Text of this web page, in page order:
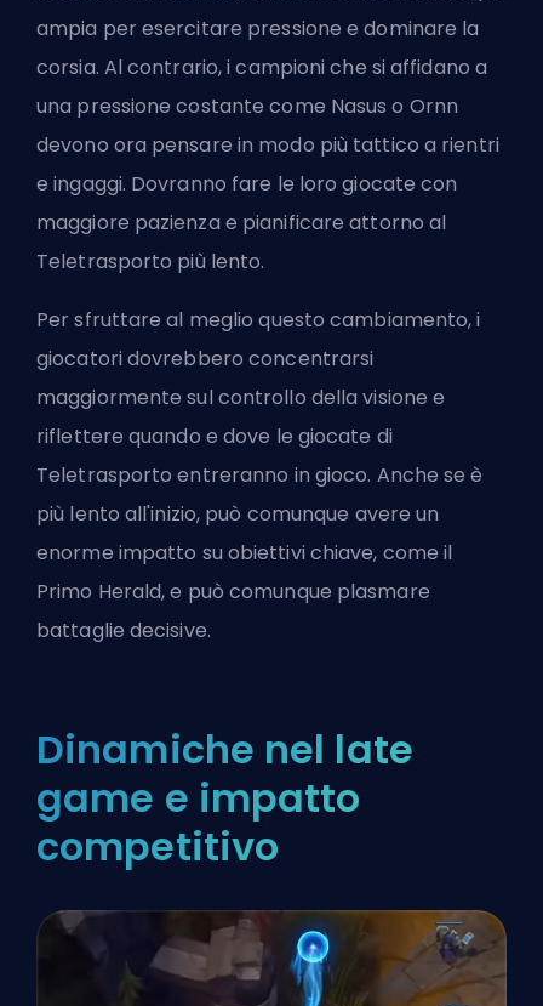
ampia per esercitare pressione e dominare la
corsia. Al contrario, i campioni che si affidano a
una pressione costante come Nasus o Ornn
devono ora pensare in modo più tattico a rientri
e ingaggi. Dovranno fare le loro giocate con
maggiore pazienza e pianificare attorno al
Teletrasporto più lento.
Per sfruttare al meglio questo cambiamento, i
giocatori dovrebbero concentrarsi
maggiormente sul controllo della visione e
riflettere quando e dove le giocate di
Teletrasporto entreranno in gioco. Anche se è
più lento all'inizio, può comunque avere un
enorme impatto su obiettivi chiave, come il
Primo Herald, e può comunque plasmare
battaglie decisive.
Dinamiche nel late
game e impatto
competitivo